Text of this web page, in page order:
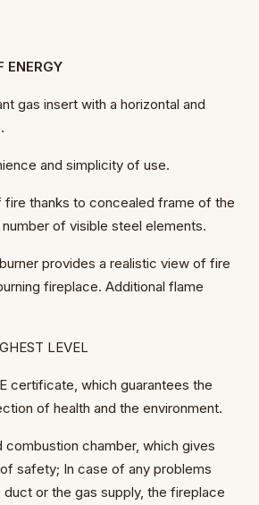
ENERGY
gas insert with a horizontal and
and simplicity of use.
thanks to concealed frame of the
of visible steel elements.
provides a realistic view of fire
fireplace. Additional flame
LEVEL
certificate, which guarantees the
of health and the environment.
combustion chamber, which gives
safety; In case of any problems
or the gas supply, the fireplace